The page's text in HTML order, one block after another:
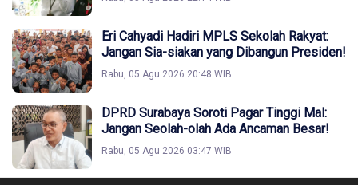
Eri Cahyadi Hadiri MPLS Sekolah Rakyat:
Jangan Sia-siakan yang Dibangun Presiden!
Rabu, 05 Agu 2026 20:48 WIB
DPRD Surabaya Soroti Pagar Tinggi Mal:
Jangan Seolah-olah Ada Ancaman Besar!
Rabu, 05 Agu 2026 03:47 WIB